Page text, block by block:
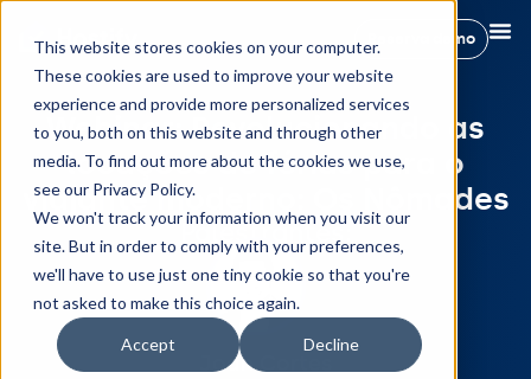
This website stores cookies on your computer.
These cookies are used to improve your website
experience and provide more personalized services
to you, both on this website and through other
media. To find out more about the cookies we use,
see our Privacy Policy.
We won't track your information when you visit our
site. But in order to comply with your preferences,
we'll have to use just one tiny cookie so that you're
not asked to make this choice again.
Accept Decline
Reserva demo
Webinar: Revolucionando as
locações de férias para o
viajante moderno: Os Nômades
Palestrantes:
Joan Cortes